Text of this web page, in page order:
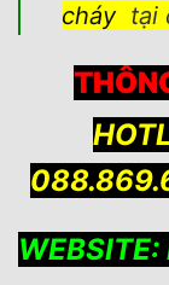
cháytại
WEBSITE: